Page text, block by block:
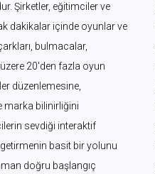
Şirketler, eğitimciler ve
dakikalar içinde oyunlar ve
bulmacalar,
20'den fazla oyun
düzenlemesine,
marka bilinirliğini
sevdiği interaktif
getirmenin basit bir yolunu
doğru başlangıç